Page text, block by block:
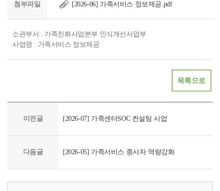
첨부파일 [2026-06] 가족서비스 정보제공.pdf
소관부서 : 가족친화사업본부 인식개선사업부
사업명 : 가족서비스 정보제공
목록으로
이전글 [2026-07] 가족센터SOC 컨설팅 사업
다음글 [2026-05] 가족서비스 종사자 역량강화